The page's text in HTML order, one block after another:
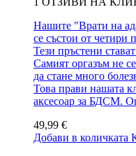
Нашите "Врати на
се състои от четири
Тези пръстени
Самият оргазъм не
да стане много
Това прави нашата
аксесоар за БДСМ.
49,99 €
Добави в количката